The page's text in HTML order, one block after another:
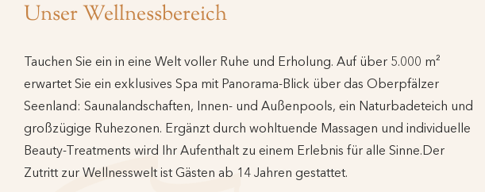
Unser Wellnessbereich
Tauchen Sie ein in eine Welt voller Ruhe und Erholung. Auf über 5.000 m²
erwartet Sie ein exklusives Spa mit Panorama-Blick über das Oberpfälzer
Seenland: Saunalandschaften, Innen- und Außenpools, ein Naturbadeteich und
großzügige Ruhezonen. Ergänzt durch wohltuende Massagen und individuelle
Beauty-Treatments wird Ihr Aufenthalt zu einem Erlebnis für alle Sinne.Der
Zutritt zur Wellnesswelt ist Gästen ab 14 Jahren gestattet.